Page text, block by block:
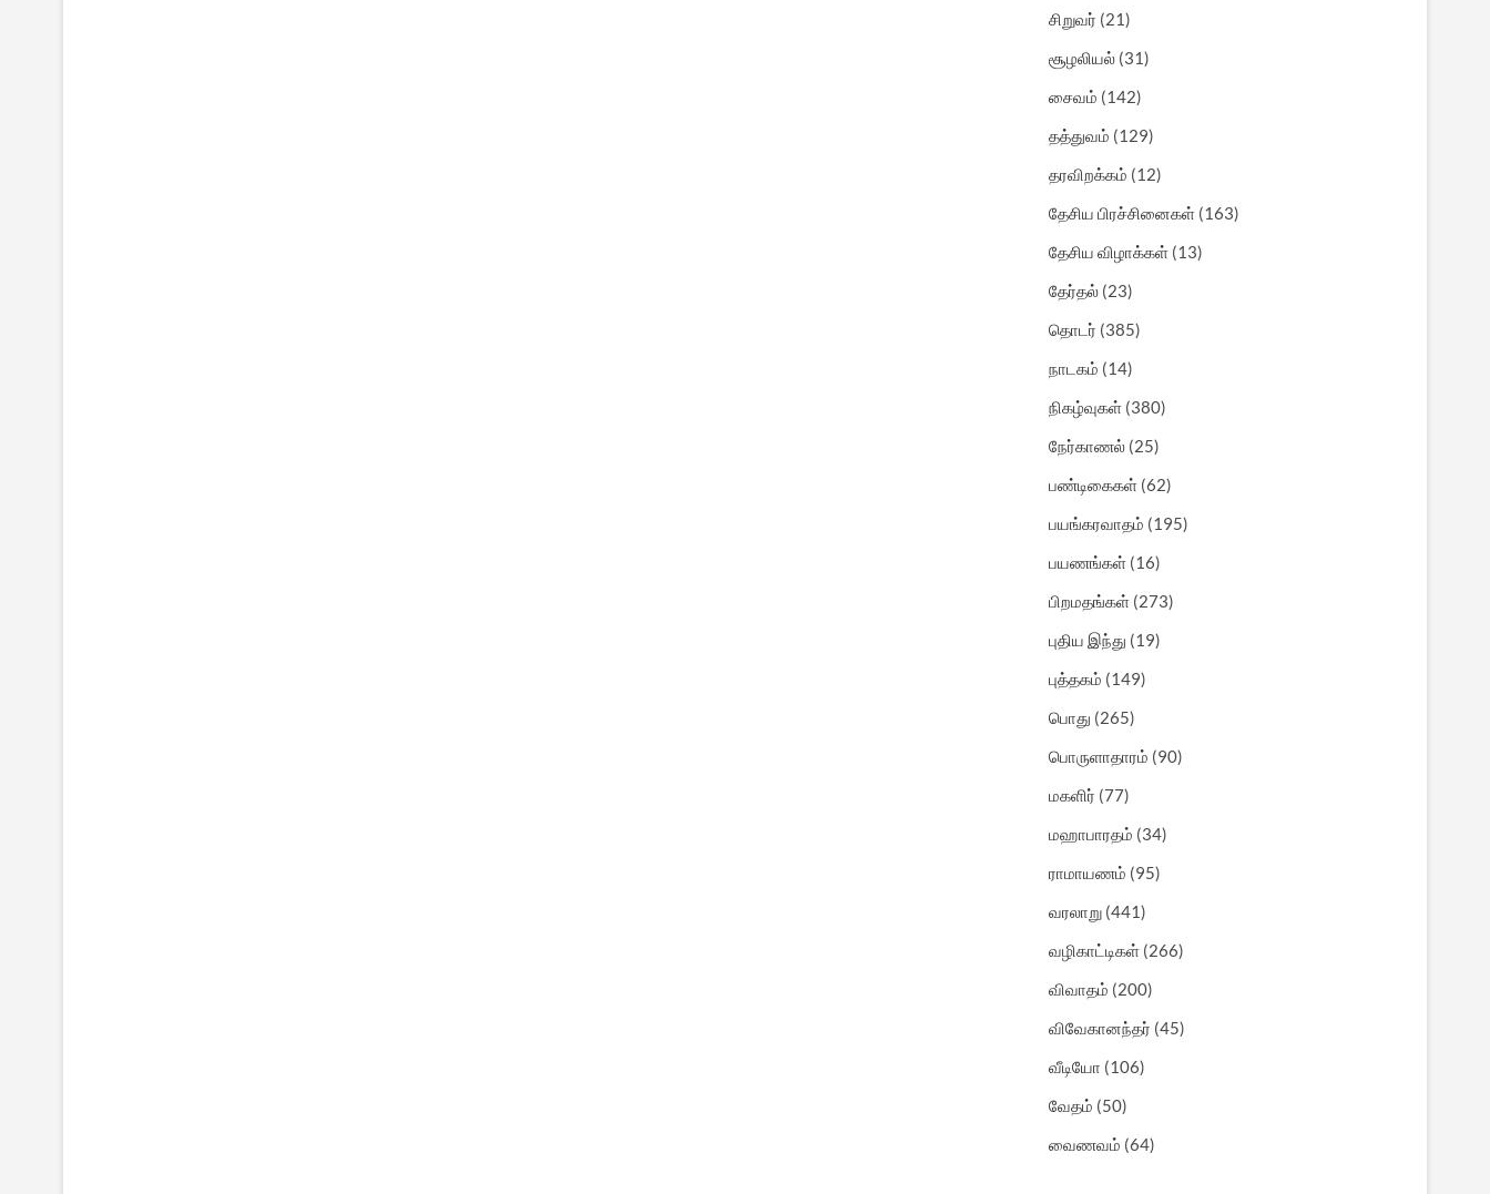
சிறுவர் (21)
சூழலியல் (31)
சைவம் (142)
தத்துவம் (129)
தரவிறக்கம் (12)
தேசிய பிரச்சினைகள் (163)
தேசிய விழாக்கள் (13)
தேர்தல் (23)
தொடர் (385)
நாடகம் (14)
நிகழ்வுகள் (380)
நேர்காணல் (25)
பண்டிகைகள் (62)
பயங்கரவாதம் (195)
பயணங்கள் (16)
பிறமதங்கள் (273)
புதிய இந்து (19)
புத்தகம் (149)
பொது (265)
பொருளாதாரம் (90)
மகளிர் (77)
மஹாபாரதம் (34)
ராமாயணம் (95)
வரலாறு (441)
வழிகாட்டிகள் (266)
விவாதம் (200)
விவேகானந்தர் (45)
வீடியோ (106)
வேதம் (50)
வைணவம் (64)